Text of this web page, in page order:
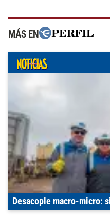
MÁS EN
Desacople macro-micro: